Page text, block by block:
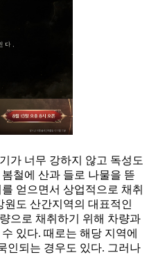
가 너무 강하지 않고 독성도
철에 산과 들로 나물을 뜯
얻으면서 상업적으로 채취
도 산간지역의 대표적인
으로 채취하기 위해 차량과
있다. 때로는 해당 지역에
인되는 경우도 있다. 그러나